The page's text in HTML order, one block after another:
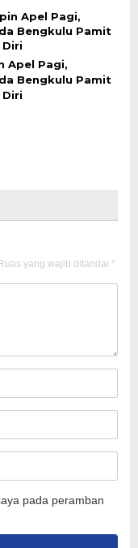
Apel Pagi,
Bengkulu Pamit
Diri
Ruas yang wajib ditandai *
pada peramban